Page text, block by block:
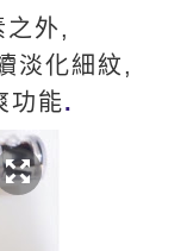
之外,
淡化細紋,
功能.